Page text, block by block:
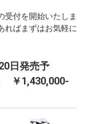
受付を開始いたしま
ればまずはお気軽に
日発売予
1,430,000-